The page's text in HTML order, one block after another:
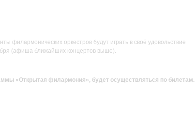
филармонических оркестров будут играть в своё удовольствие
(афиша ближайших концертов выше).
«Открытая филармония», будет осуществляться по билетам.